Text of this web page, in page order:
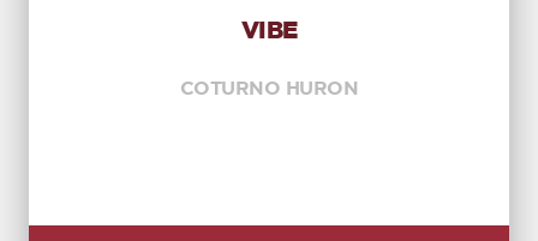
VIBE
COTURNO HURON